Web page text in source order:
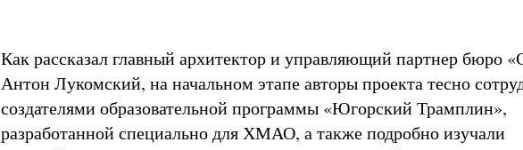
Как рассказал главный архитектор и управляющий партнер бюро
Антон Лукомский, на начальном этапе авторы проекта тесно
создателями образовательной программы «Югорский Трамплин»,
разработанной специально для ХМАО, а также подробно изучали